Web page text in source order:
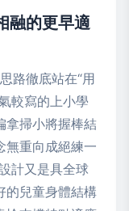
融的更早適
路徹底站在“用
較寫的上小學
拿掃小將握棒結
無重向成絕練一
計又是具全球
的兒童身體結構